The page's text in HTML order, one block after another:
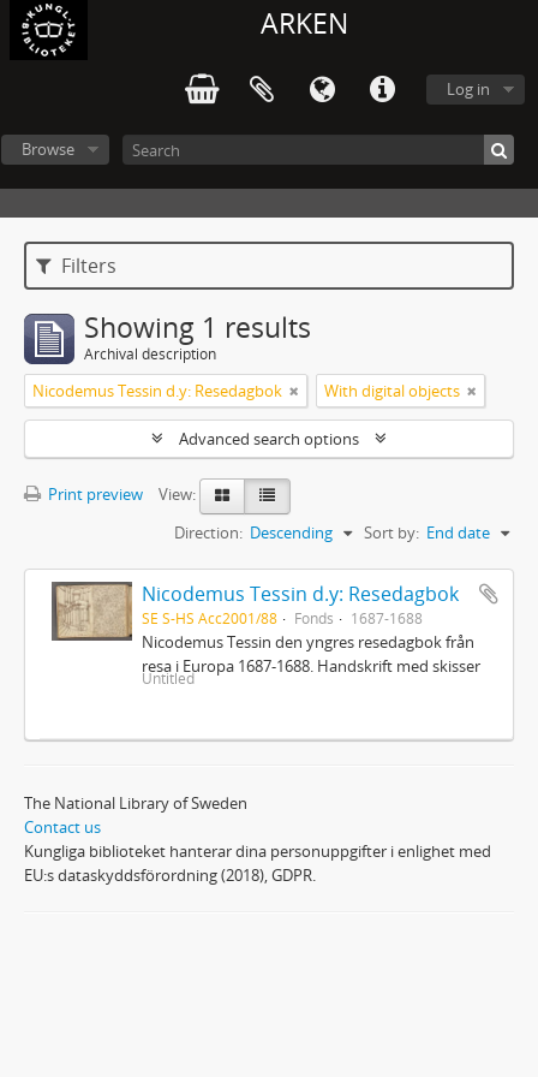
ARKEN
Log in
Browse
Filters
Showing 1 results
Archival description
Nicodemus Tessin d.y: Resedagbok With digital objects
Advanced search options
Print preview
View:
Sort by: End date
Direction: Descending
Nicodemus Tessin d.y: Resedagbok
SE S-HS Acc2001/88 Fonds 1687-1688
Nicodemus Tessin den yngres resedagbok från
resa i Europa 1687-1688. Handskrift med skisser
Untitled
The National Library of Sweden
Contact us
Kungliga biblioteket hanterar dina personuppgifter i enlighet med
EU:s dataskyddsförordning (2018), GDPR.